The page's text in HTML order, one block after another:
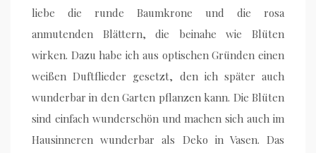
liebe die runde Baumkrone und die rosa
anmutenden Blättern, die beinahe wie Blüten
wirken. Dazu habe ich aus optischen Gründen einen
weißen Duftflieder gesetzt, den ich später auch
wunderbar in den Garten pflanzen kann. Die Blüten
sind einfach wunderschön und machen sich auch im
Hausinneren wunderbar als Deko in Vasen. Das